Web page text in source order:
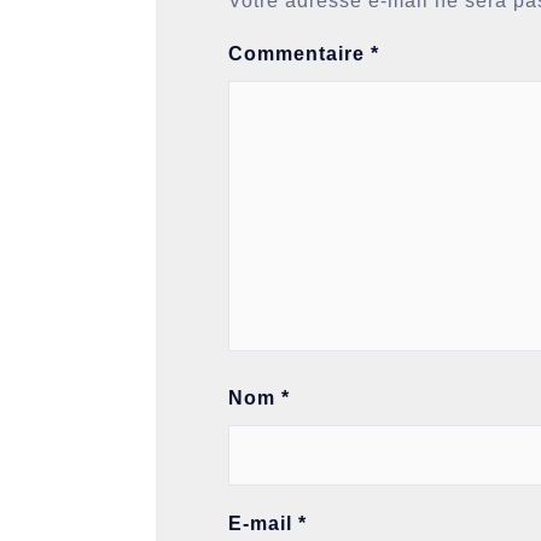
Commentaire *
Nom *
E-mail *